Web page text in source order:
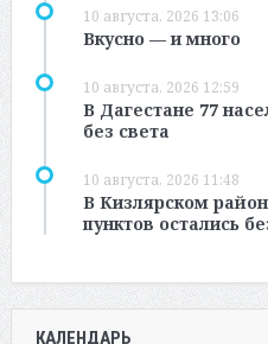
10 августа, 2026 13:06
Вкусно — и много
10 августа, 2026 12:59
В Дагестане 77
без света
10 августа, 2026 11:48
В Кизлярском
пунктов остались
КАЛЕНДАРЬ